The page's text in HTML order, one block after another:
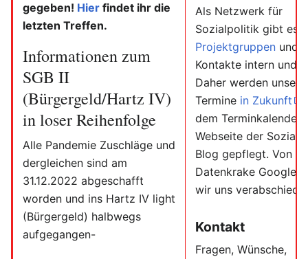
gegeben! Hier findet ihr die
letzten Treffen.
Informationen zum
SGB II
(Bürgergeld/Hartz IV)
in loser Reihenfolge
Alle Pandemie Zuschläge und
dergleichen sind am
31.12.2022 abgeschafft
worden und ins Hartz IV light
(Bürgergeld) halbwegs
aufgegangen-
Als Netzwerk für
Sozialpolitik gibt es
Projektgruppen und
Kontakte intern und
Daher werden unsere
Termine in Zukunft
dem Terminkalender
Webseite der
Blog gepflegt. Von
Datenkrake Google
wir uns
Kontakt
Fragen, Wünsche,